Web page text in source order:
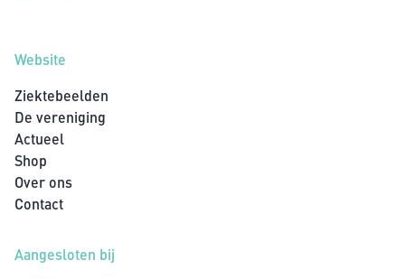
Website
Ziektebeelden
De vereniging
Actueel
Shop
Over ons
Contact
Aangesloten bij